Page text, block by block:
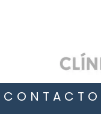
CONTACTO